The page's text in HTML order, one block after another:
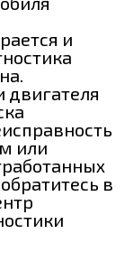
и
двигателя
или
в